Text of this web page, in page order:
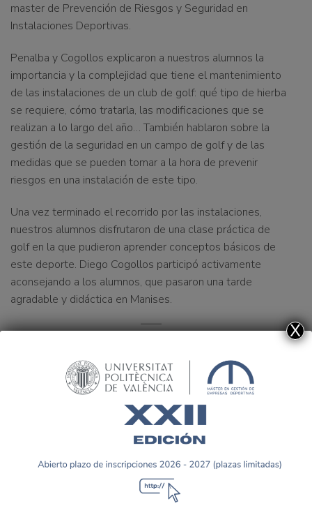
master de Prevención de Riesgos y Seguridad en
Instalaciones Deportivas.
Penalba y Cogollos explicaron a nuestros alumnos la
importancia y la complejidad que tiene el mantenimiento
de las instalaciones de un club de golf: qué tipo de hierba
se requiere, cómo tratarla, las modificaciones que se
realizan a lo largo del año… También hablaron sobre la
gestión de la seguridad en un campo de golf y de las
medidas que se pueden tomar a la hora de prevenir
riesgos en una instalación de este tipo.
Una vez terminado el recorrido por las instalaciones,
nuestros alumnos disfrutaron de una clase práctica de
golf en la que pudieron aprender conceptos básicos de
este deporte. Diego Cogollos participó activamente
aconsejando a los alumnos, que pasaron una tarde
agradable y didáctica en Manises.
Evento doble del MGDUPV:
Visita Ciudad Deportiva VCF
aprendizaje en Villarreal
X